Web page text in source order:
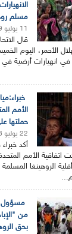
مسلم
11 يوليو 2019
قال
الأحمر، اليوم
انهيارات أرضية
الأمم
حملتها
22 يوليو 2018
أكد
اتفاقية الأمم
الروهينغا
مسؤول
من
بحق